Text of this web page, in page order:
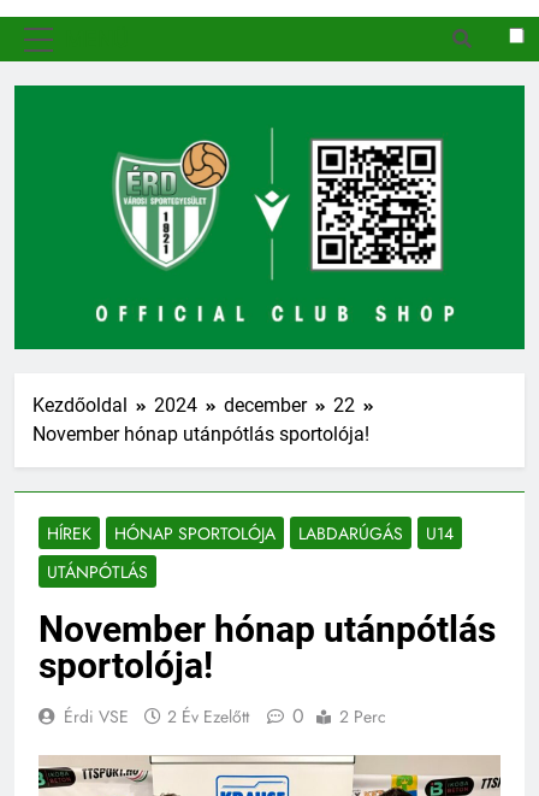
Kezdőoldal 2024 december
22
November hónap utánpótlás sportolója!
HÍREK HÓNAP SPORTOLÓJA LABDARÚGÁS
U14
UTÁNPÓTLÁS
November hónap utánpótlás
sportolója!
Érdi VSE 2 Év Ezelőtt 0 2 Perc